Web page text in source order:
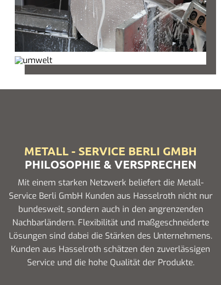
METALL - SERVICE BERLI GMBH
PHILOSOPHIE & VERSPRECHEN
Mit einem starken Netzwerk beliefert die Metall-
Service Berli GmbH Kunden aus Hasselroth nicht nur
bundesweit, sondern auch in den angrenzenden
Nachbarländern. Flexibilität und maßgeschneiderte
Lösungen sind dabei die Stärken des Unternehmens.
Kunden aus Hasselroth schätzen den zuverlässigen
Service und die hohe Qualität der Produkte.